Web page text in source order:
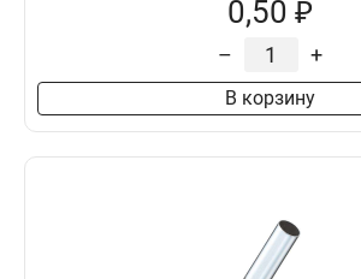
0,50 ₽
– +
В корзину